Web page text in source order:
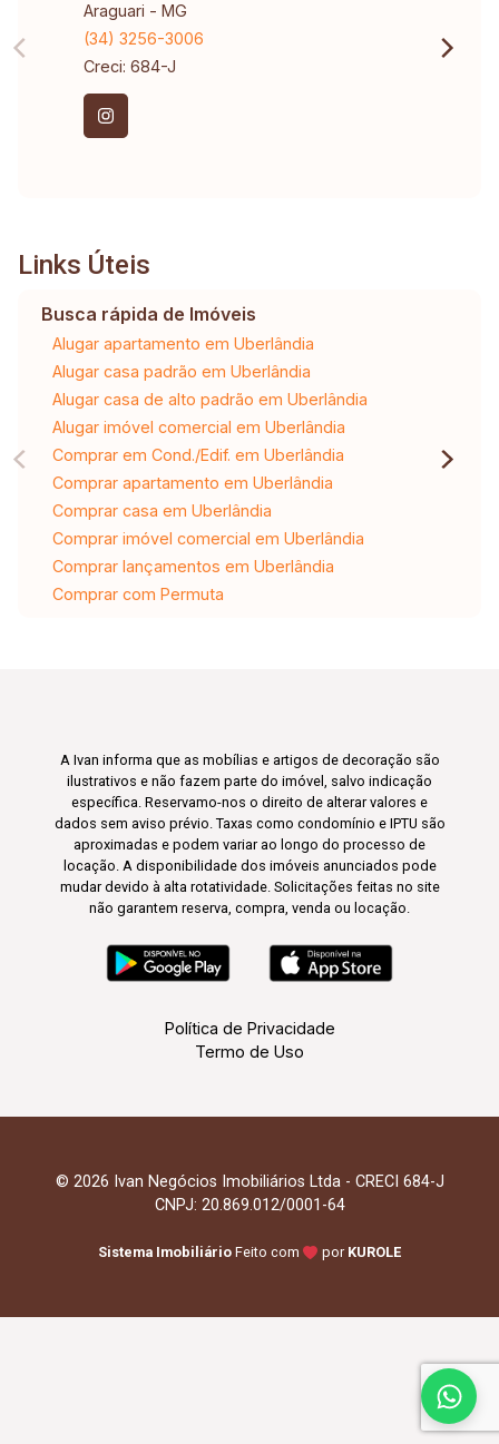
Araguari - MG
(34) 3256-3006
Creci: 684-J
Links Úteis
Busca rápida de Imóveis
Alugar apartamento em Uberlândia
Alugar casa padrão em Uberlândia
Alugar casa de alto padrão em Uberlândia
Alugar imóvel comercial em Uberlândia
Comprar em Cond./Edif. em Uberlândia
Comprar apartamento em Uberlândia
Comprar casa em Uberlândia
Comprar imóvel comercial em Uberlândia
Comprar lançamentos em Uberlândia
Comprar com Permuta
A Ivan informa que as mobílias e artigos de decoração são
ilustrativos e não fazem parte do imóvel, salvo indicação
específica. Reservamo-nos o direito de alterar valores e
dados sem aviso prévio. Taxas como condomínio e IPTU são
aproximadas e podem variar ao longo do processo de
locação. A disponibilidade dos imóveis anunciados pode
mudar devido à alta rotatividade. Solicitações feitas no site
não garantem reserva, compra, venda ou locação.
Política de Privacidade
Termo de Uso
© 2026 Ivan Negócios Imobiliários Ltda - CRECI 684-J
CNPJ: 20.869.012/0001-64
Sistema Imobiliário Feito com por KUROLE